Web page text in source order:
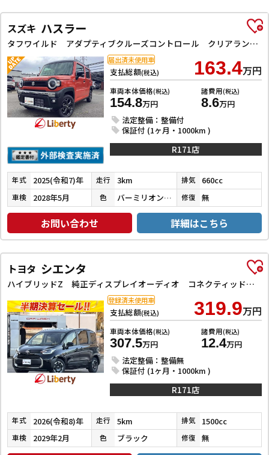
スズキ ハスラー
タフワイルド アダプティブクルーズコントロール クリアランスソナー レーンアシスト 衝突被害軽減システム オートライト LEDヘッドランプ スマートキー アイドリングストップ 電動格納ミラー オートエアコン
支払総額(税込) 163.4万円
車両本体価格(税込)
154.8万円
諸費用(税込)
8.6万円
法定整備：整備付
保証付 (1ヶ月・1000km )
届出済未使用車
R171店
年式 2025(令和7)年 走行 3km 排気 660cc
車検 2028年5月 色 バーミリオンオレンジ／ブルーイッシュブラックパール 修復 無
お問い合わせ 詳細はこちら
トヨタ シエンタ
ハイブリッドZ 純正ディスプレイオーディオ コネクティッドナビ 全周囲カメラ ETC2．0 クリアランスソナー アダプティブクルーズコントロール レーンアシスト 衝突被害軽減システム 両側電動スライドドア
支払総額(税込) 319.9万円
車両本体価格(税込)
307.5万円
諸費用(税込)
12.4万円
法定整備：整備無
保証付 (1ヶ月・1000km )
登録済未使用車
R171店
年式 2026(令和8)年 走行 5km 排気 1500cc
車検 2029年2月 色 ブラック 修復 無